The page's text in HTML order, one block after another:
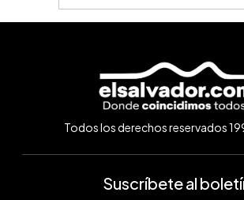
Todos los derechos reservados
Suscríbete al